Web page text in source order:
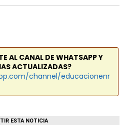
AL CANAL DE WHATSAPP Y
ACTUALIZADAS?
channel/educacionenr
ESTA NOTICIA